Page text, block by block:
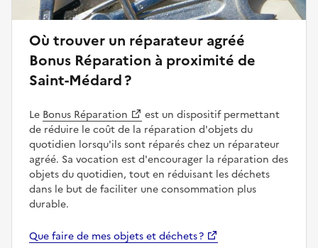
Où trouver un réparateur agréé
Bonus Réparation à proximité de
Saint-Médard ?
Le Bonus Réparation
est un dispositif permettant
de réduire le coût de la réparation d'objets du
quotidien lorsqu'ils sont réparés chez un réparateur
agréé. Sa vocation est d'encourager la réparation des
objets du quotidien, tout en réduisant les déchets
dans le but de faciliter une consommation plus
durable.
Que faire de mes objets et déchets ?